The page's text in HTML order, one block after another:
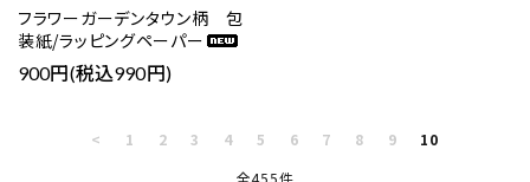
フラワーガーデンタウン柄 包
装紙/ラッピングペーパー
900円(税込990円)
< 1 2 3 4 5 6 7 8 9
10
全455件